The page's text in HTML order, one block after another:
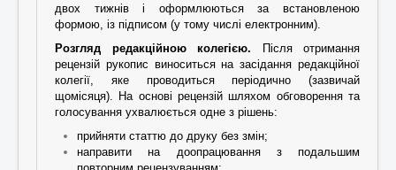
двох тижнів і оформлюються за встановленою
формою, із підписом (у тому числі електронним).
Розгляд редакційною колегією. Після отримання
рецензій рукопис виноситься на засідання редакційної
колегії, яке проводиться періодично (зазвичай
щомісяця). На основі рецензій шляхом обговорення та
голосування ухвалюється одне з рішень:
прийняти статтю до друку без змін;
направити на доопрацювання з подальшим